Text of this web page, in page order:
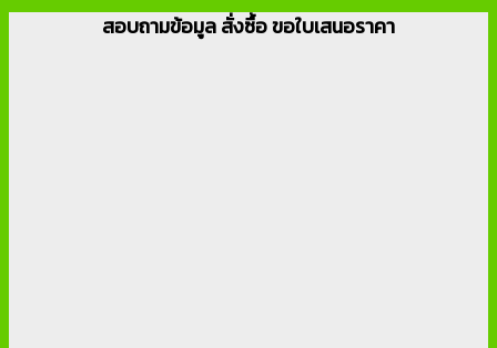
สอบถามข้อมูล สั่งซื้อ ขอใบเสนอราคา